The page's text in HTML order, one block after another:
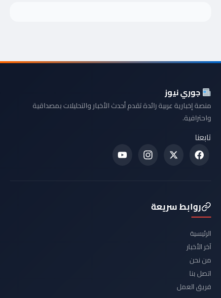
جوري نيوز
منصة إخبارية عربية رائدة تقدم أحدث الأخبار والتحليلات بمصداقية
واحترافية.
تابعنا
روابط سريعة
الرئيسية
آخر الأخبار
من نحن
اتصل بنا
فريق العمل